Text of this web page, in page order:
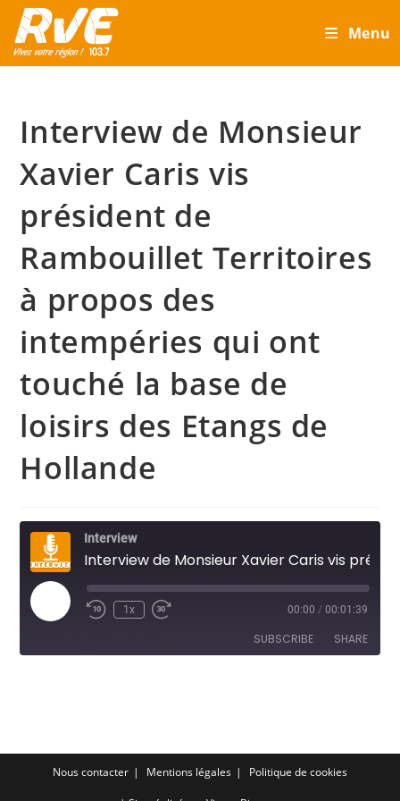
Skip
content
Menu
Interview de Monsieur
Xavier Caris vis
président de
Rambouillet Territoires
à propos des
intempéries qui ont
touché la base de
loisirs des Etangs de
Hollande
Interview
Play
Episode
1x 00:00 / 00:01:39
SUBSCRIBE SHARE
EMBEDNous contacter Mentions légales Politique de cookies